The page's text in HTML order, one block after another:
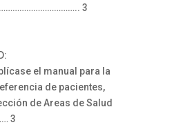
3
el manual para la
de pacientes,
de Areas de Salud
3